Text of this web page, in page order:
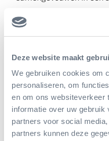
Deze website maakt
We gebruiken cookies om
personaliseren, om
en om ons websiteverkeer
informatie over uw gebruik
partners voor social
partners kunnen deze
recht omhoog steekt
verder ontwikkeld zijn
het echt een open bloem
meeldraden en de
buiten hangen. Prachtig,
wondertje!